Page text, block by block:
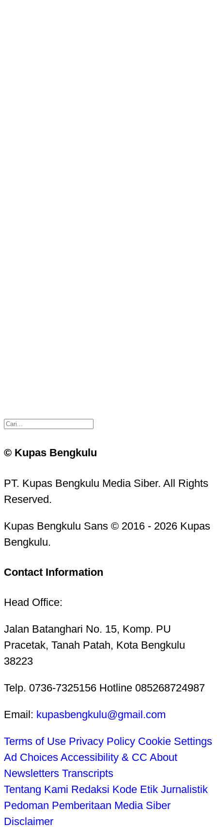
© Kupas Bengkulu
PT. Kupas Bengkulu Media Siber. All Rights
Reserved.
Kupas Bengkulu Sans © 2016 - 2026 Kupas
Bengkulu.
Contact Information
Head Office:
Jalan Batanghari No. 15, Komp. PU
Pracetak, Tanah Patah, Kota Bengkulu
38223
Telp. 0736-7325156 Hotline 085268724987
Email: kupasbengkulu@gmail.com
Terms of Use Privacy Policy Cookie Settings
Ad Choices Accessibility & CC About
Newsletters Transcripts
Tentang Kami Redaksi Kode Etik Jurnalistik
Pedoman Pemberitaan Media Siber
Disclaimer